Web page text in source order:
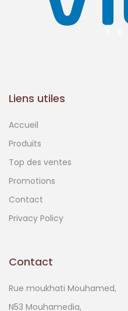
Liens utiles
Accueil
Produits
Top des ventes
Promotions
Contact
Privacy Policy
Contact
Rue moukhati Mouhamed,
N53 Mouhamedia,